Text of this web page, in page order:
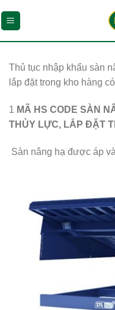
đến
Thủ tục nhập khẩu sàn
lắp đặt trong kho hàng
1 MÃ HS CODE SÀN
THỦY LỰC, LẮP ĐẶT
Sàn nâng hạ được áp